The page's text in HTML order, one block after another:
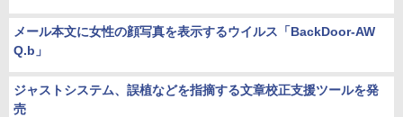
メール本文に女性の顔写真を表示するウイルス「BackDoor-AW
Q.b」
ジャストシステム、誤植などを指摘する文章校正支援ツールを発
売